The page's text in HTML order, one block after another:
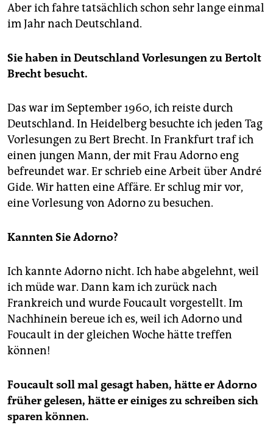
Aber ich fahre tatsächlich schon sehr lange einmal
im Jahr nach Deutschland.
Sie haben in Deutschland Vorlesungen zu Bertolt
Brecht besucht.
Das war im September 1960, ich reiste durch
Deutschland. In Heidelberg besuchte ich jeden Tag
Vorlesungen zu Bert Brecht. In Frankfurt traf ich
einen jungen Mann, der mit Frau Adorno eng
befreundet war. Er schrieb eine Arbeit über André
Gide. Wir hatten eine Affäre. Er schlug mir vor,
eine Vorlesung von Adorno zu besuchen.
Kannten Sie Adorno?
Ich kannte Adorno nicht. Ich habe abgelehnt, weil
ich müde war. Dann kam ich zurück nach
Frankreich und wurde Foucault vorgestellt. Im
Nachhinein bereue ich es, weil ich Adorno und
Foucault in der gleichen Woche hätte treffen
können!
Foucault soll mal gesagt haben, hätte er Adorno
früher gelesen, hätte er einiges zu schreiben sich
sparen können.